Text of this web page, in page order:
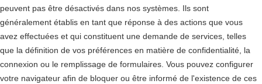
peuvent pas être désactivés dans nos systèmes. Ils sont
généralement établis en tant que réponse à des actions que vous
avez effectuées et qui constituent une demande de services, telles
que la définition de vos préférences en matière de confidentialité, la
connexion ou le remplissage de formulaires. Vous pouvez configurer
votre navigateur afin de bloquer ou être informé de l'existence de ces